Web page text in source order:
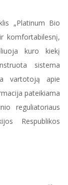
„Platinum Bio
komfortabilesnį,
kuro kiekį
sistema
vartotoją apie
pateikiama
reguliatoriaus
Respublikos